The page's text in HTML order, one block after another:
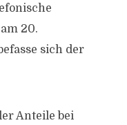
20.
sich der
Anteile bei